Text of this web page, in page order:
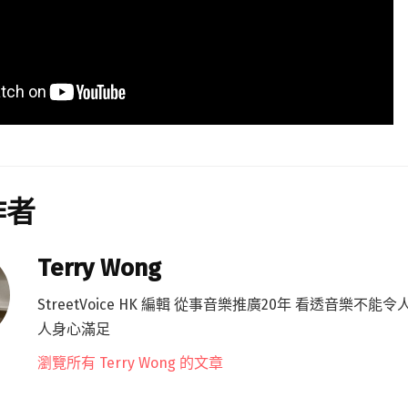
Terry Wong
StreetVoice HK 編輯 從事音樂推廣20年 看透音樂不能令
人身心滿足
瀏覽所有 Terry Wong 的文章